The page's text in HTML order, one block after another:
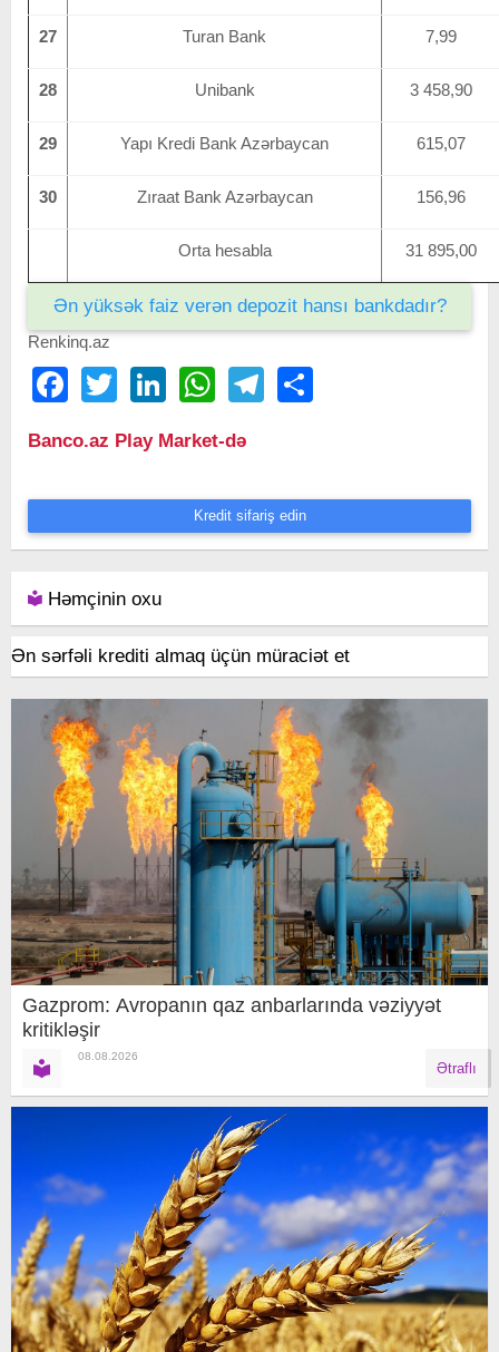
27 Turan Bank 7,99
28 Unibank 3 458,90
29 Yapı Kredi Bank Azərbaycan 615,07
30 Zıraat Bank Azərbaycan 156,96
Orta hesabla 31 895,00
Ən yüksək faiz verən depozit hansı bankdadır?
Renkinq.az
FacebookTwitter LinkedIn WhatsAppTelegram
Banco.az Play Market-də
Kredit sifariş edin
Həmçinin oxu
Ən sərfəli krediti almaq üçün müraciət et
Gazprom: Avropanın qaz anbarlarında vəziyyət
kritikləşir
08.08.2026
Ətraflı